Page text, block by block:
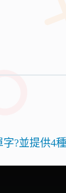
?並提供4